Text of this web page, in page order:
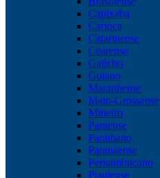
Capixaba
Carioca
Catarinense
Cearense
Gaúcho
Goiano
Maranhense
Mato-Grossense
Mineiro
Paraense
Paraibano
Paranaense
Pernambucano
Piauiense